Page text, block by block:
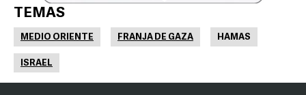
TEMAS
MEDIO ORIENTE FRANJA DE GAZA HAMAS
ISRAEL